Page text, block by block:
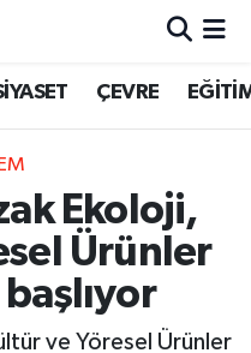
ÇEVRE
Ekoloji,
Ürünler
başlıyor
ve Yöresel Ürünler
ve Fikstür